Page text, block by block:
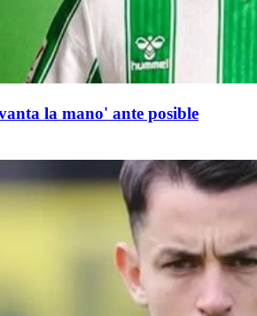
la mano' ante posible